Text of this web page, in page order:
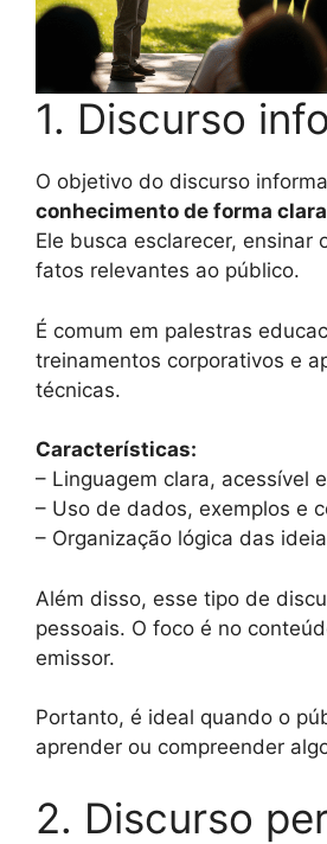
1. Discurso
O objetivo do discurso
conhecimento de forma
Ele busca esclarecer, ensinar
fatos relevantes ao público.
É comum em palestras
treinamentos corporativos e
técnicas.
Características:
– Linguagem clara, acessível
– Uso de dados, exemplos e
– Organização lógica das
Além disso, esse tipo de
pessoais. O foco é no
emissor.
Portanto, é ideal quando o
aprender ou compreender
2. Discurso